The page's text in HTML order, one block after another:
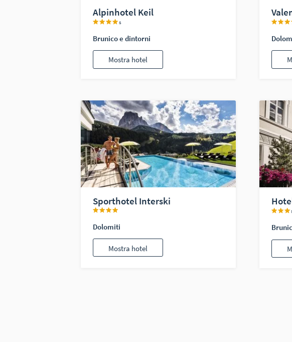
Alpinhotel Keil
s
Brunico e dintorni
Mostra hotel
Sporthotel Interski
Dolomiti
Mostra hotel